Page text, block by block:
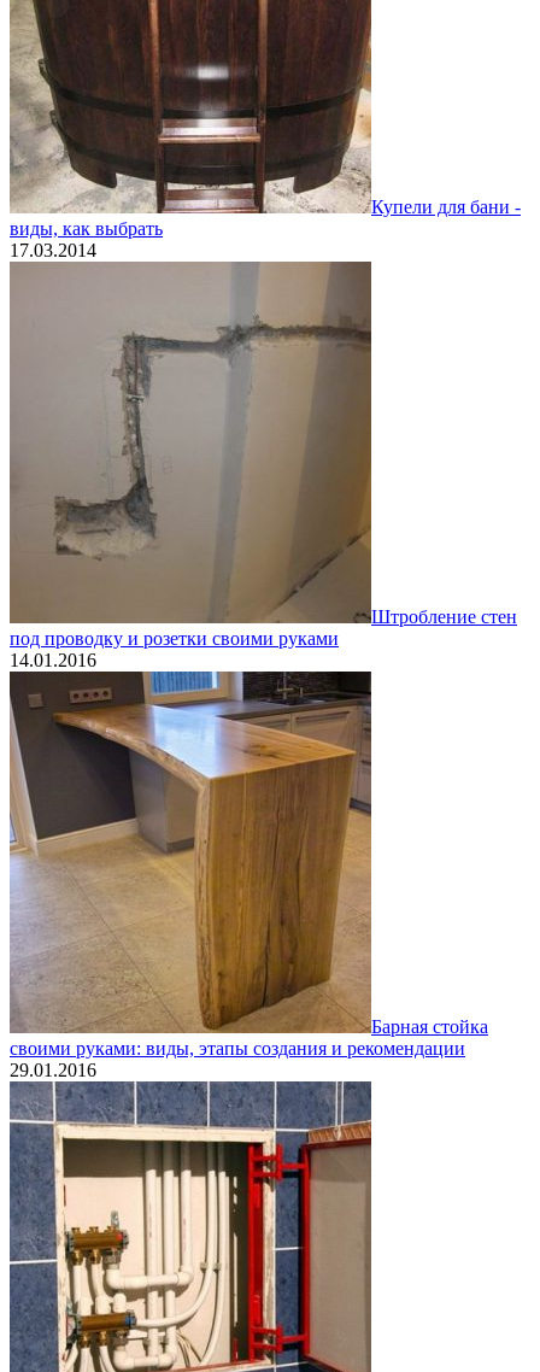
Купели для бани -
виды, как выбрать
17.03.2014
Штробление стен
под проводку и розетки своими руками
14.01.2016
Барная стойка
своими руками: виды, этапы создания и рекомендации
29.01.2016